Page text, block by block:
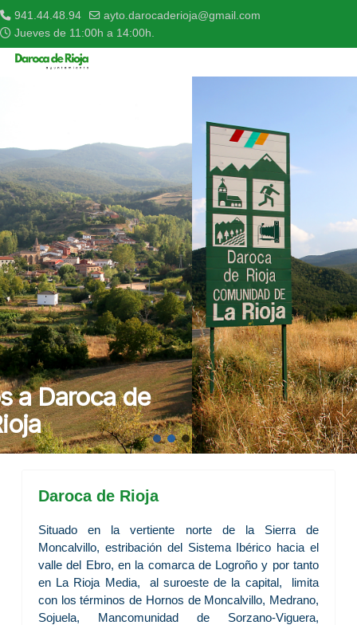
941.44.48.94
ayto.darocaderioja@gmail.com
Jueves de 11:00h a 14:00h.
Daroca de Rioja
Situado en la vertiente norte de la Sierra de
Moncalvillo, estribación del Sistema Ibérico hacia el
valle del Ebro, en la comarca de Logroño y por tanto
en La Rioja Media, al suroeste de la capital, limita
con los términos de Hornos de Moncalvillo, Medrano,
Sojuela, Mancomunidad de Sorzano-Viguera,